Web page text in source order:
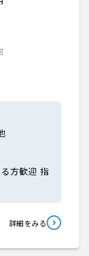
方歓迎 指
詳細をみる